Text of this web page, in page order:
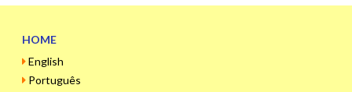
HOME
English
Português